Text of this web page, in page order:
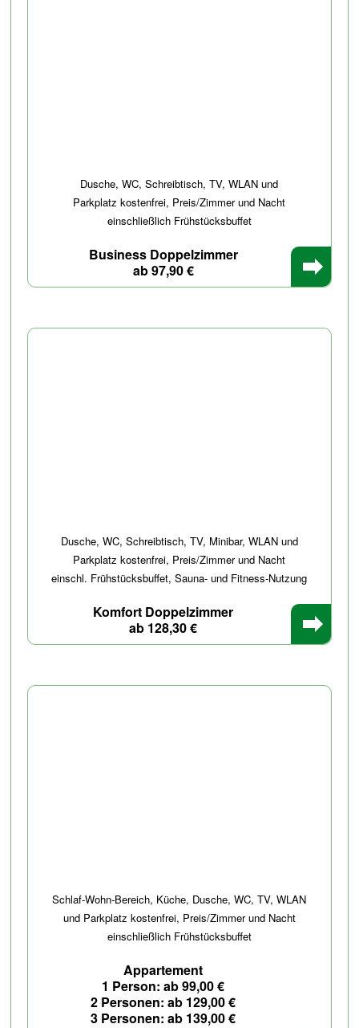
Dusche, WC, Schreibtisch, TV, WLAN und
Parkplatz kostenfrei, Preis/Zimmer und Nacht
einschließlich Frühstücksbuffet
Business Doppelzimmer
ab 97,90 €
Dusche, WC, Schreibtisch, TV, Minibar, WLAN und
Parkplatz kostenfrei, Preis/Zimmer und Nacht
einschl. Frühstücksbuffet, Sauna- und Fitness-Nutzung
Komfort Doppelzimmer
ab 128,30 €
Schlaf-Wohn-Bereich, Küche, Dusche, WC, TV, WLAN
und Parkplatz kostenfrei, Preis/Zimmer und Nacht
einschließlich Frühstücksbuffet
Appartement
1 Person: ab 99,00 €
2 Personen: ab 129,00 €
3 Personen: ab 139,00 €